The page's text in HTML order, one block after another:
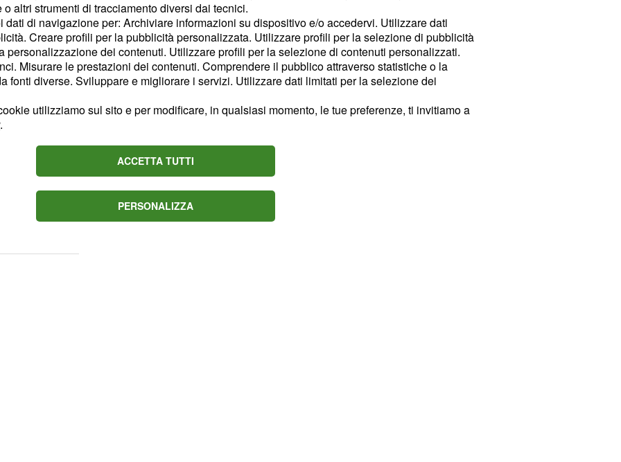
e Chiellini) ha ora
e Rugani; sulle fasce
ad Evra e a
Pjanic ha già alzato
argentini Higuain e
Mandzukic e Pjaca.In
è veramente
con ottimismo una
la prima volta, dopo
annoverata tra le serie
altri strumenti di tracciamento diversi dai tecnici.
dati di navigazione per: Archiviare informazioni su dispositivo e/o accedervi. Utilizzare dati
Creare profili per la pubblicità personalizzata. Utilizzare profili per la selezione di pubblicità
personalizzazione dei contenuti. Utilizzare profili per la selezione di contenuti personalizzati.
Misurare le prestazioni dei contenuti. Comprendere il pubblico attraverso statistiche o la
fonti diverse. Sviluppare e migliorare i servizi. Utilizzare dati limitati per la selezione dei
utilizziamo sul sito e per modificare, in qualsiasi momento, le tue preferenze, ti invitiamo a
.
ACCETTA TUTTI
PERSONALIZZA